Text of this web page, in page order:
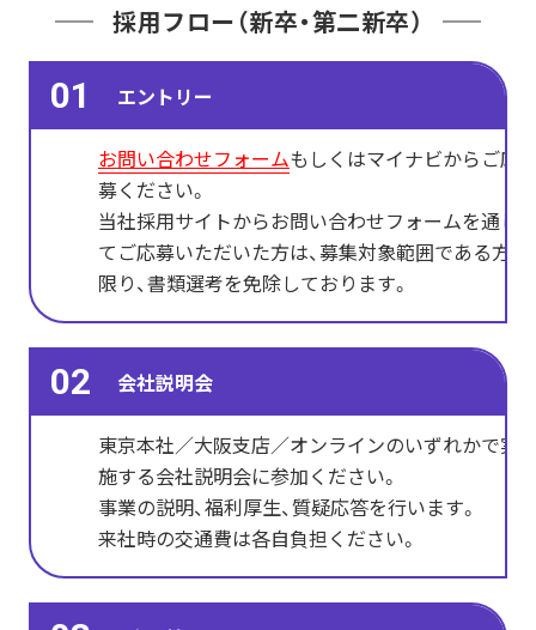
採用フロー （新卒・第二新卒）
01 エントリー
お問い合わせフォームもしくはマイナビからご応
募ください。
当社採用サイトからお問い合わせフォームを通じ
てご応募いただいた方は、募集対象範囲である方に
限り、書類選考を免除しております。
02 会社説明会
東京本社／大阪支店／オンラインのいずれかで実
施する会社説明会に参加ください。
事業の説明、福利厚生、質疑応答を行います。
来社時の交通費は各自負担ください。